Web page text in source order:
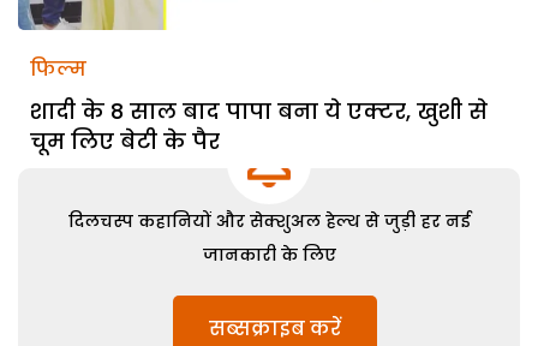
फिल्म
शादी के 8 साल बाद पापा बना ये एक्टर, खुशी से
चूम लिए बेटी के पैर
दिलचस्प कहानियों और सेक्शुअल हेल्थ से जुड़ी हर नई
जानकारी के लिए
सब्सक्राइब करें